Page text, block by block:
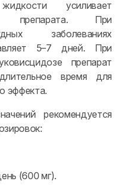
усиливает
препарата. При
заболеваниях
5–7 дней. При
препарат
время для
эффекта.
рекомендуется
(600 мг).